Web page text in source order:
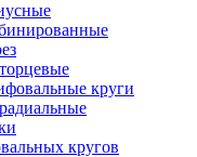
круги
кругов